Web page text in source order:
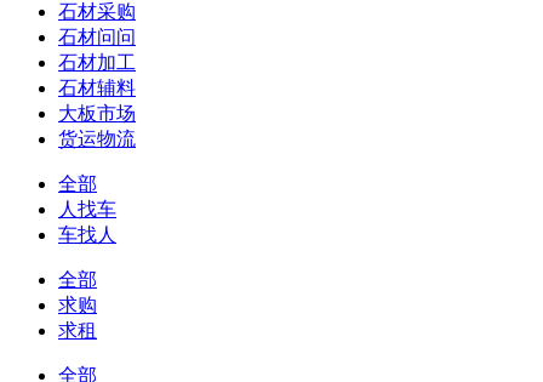
石材采购
石材问问
石材加工
石材辅料
大板市场
货运物流
全部
人找车
车找人
全部
求购
求租
全部